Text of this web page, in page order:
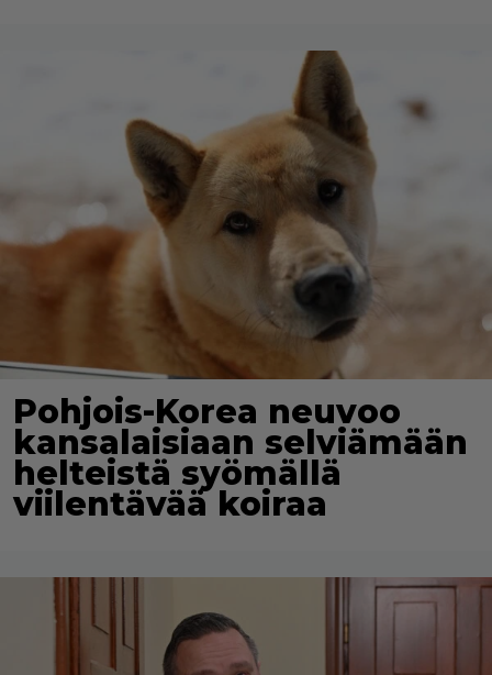
Pohjois-Korea neuvoo
kansalaisiaan selviämään
helteistä syömällä
viilentävää koiraa